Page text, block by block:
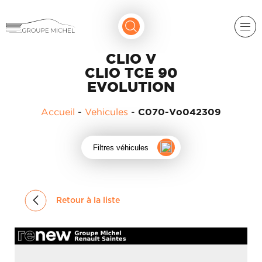
RENAULT
MICROCAR
SERVICES
MICHEL
ACADÉMIE
CLIO V
CLIO TCE 90
EVOLUTION
Accueil - Vehicules - C070-Vo042309
Filtres véhicules
Retour à la liste